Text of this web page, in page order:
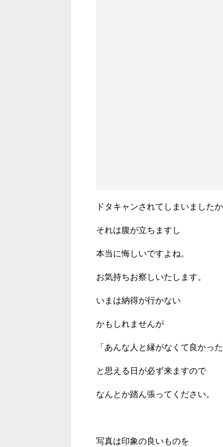
ドタキャンされてしまいました
それは腹が立ちますし
本当に悔しいですよね。
お気持ちお察しいたします。
いまは納得が行かない
かもしれませんが
「あんな人と縁がなくて良かっ
と思える日が必ず来ますので
なんとか踏ん張ってください。
写真は印象の良いものを